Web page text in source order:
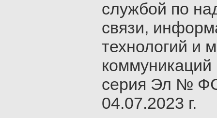
службой по
связи,
технологий и
серия Эл №
04.07.2023 г.